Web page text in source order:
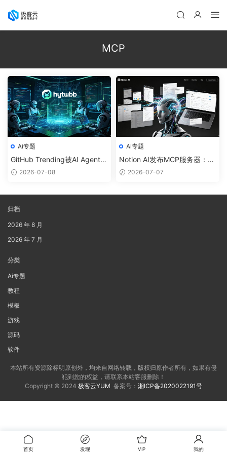
MCP
Ai专题
GitHub Trending被AI Agent霸
榜：技术原理、热门项目与开
2026-07-08
Ai专题
Notion AI发布MCP服务器：AI
深度接入知识库，知识管理进
2026-07-07
归档
2026 年 8 月
2026 年 7 月
分类
Ai专题
教程
模板
游戏
源码
软件
本站所有资源除标明原创外，均来自网络转载，版权归原作者所有，如果有侵
犯到您的权益，请联系本站客服删除！
Copyright © 2024 极客云YUM 备案号： 湘ICP备2020022191号
首页 发现 VIP 我的